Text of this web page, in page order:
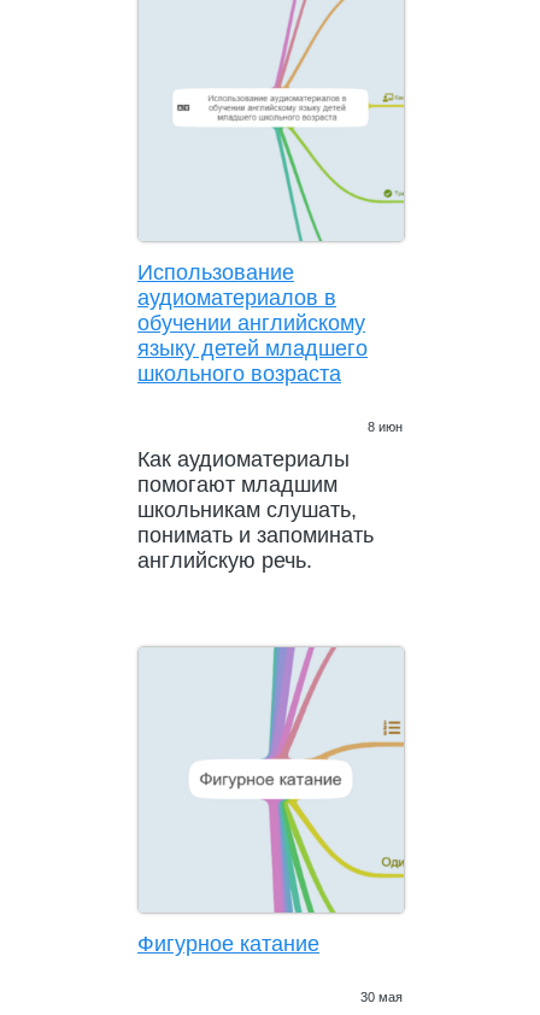
Использование
аудиоматериалов в
обучении английскому
языку детей младшего
школьного возраста
8 июн
Как аудиоматериалы
помогают младшим
школьникам слушать,
понимать и запоминать
английскую речь.
Фигурное катание
30 мая